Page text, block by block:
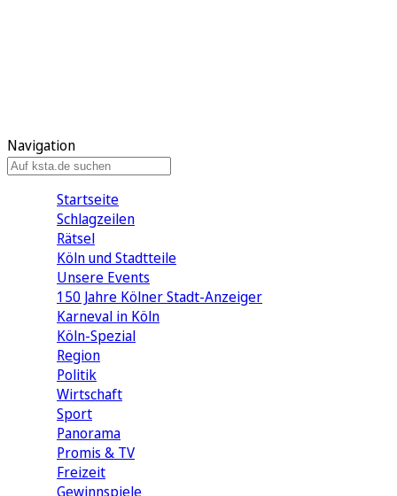
Navigation
Startseite
Schlagzeilen
Rätsel
Köln und Stadtteile
Unsere Events
150 Jahre Kölner Stadt-Anzeiger
Karneval in Köln
Köln-Spezial
Region
Politik
Wirtschaft
Sport
Panorama
Promis & TV
Freizeit
Gewinnspiele